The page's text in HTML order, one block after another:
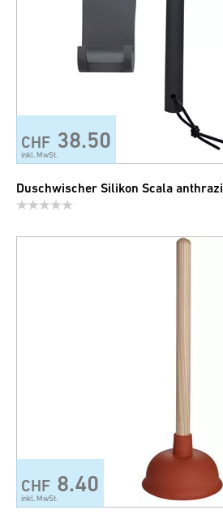
CHF 38.50
inkl. MwSt.
Duschwischer Silikon Scala
CHF 8.40
inkl. MwSt.